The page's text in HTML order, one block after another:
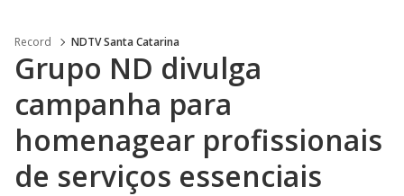
Record NDTV Santa Catarina
Grupo ND divulga
campanha para
homenagear profissionais
de serviços essenciais